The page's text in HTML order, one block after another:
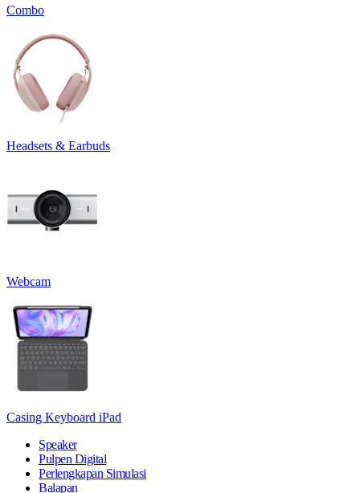
Combo
Headsets & Earbuds
Webcam
Casing Keyboard iPad
Speaker
Pulpen Digital
Perlengkapan Simulasi
Balapan